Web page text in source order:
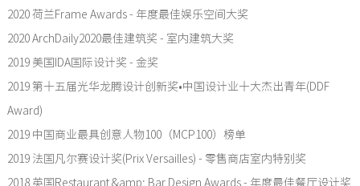
2020 荷兰Frame Awards - 年度最佳娱乐空间大奖
2020 ArchDaily2020最佳建筑奖 - 室内建筑大奖
2019 美国IDA国际设计奖 - 金奖
2019 第十五届光华龙腾设计创新奖•中国设计业十大杰出青年(DDF
Award)
2019 中国商业最具创意人物100（MCP100）榜单
2019 法国凡尔赛设计奖(Prix Versailles) - 零售商店室内特别奖
2018 英国Restaurant &amp; Bar Design Awards - 年度最佳餐厅设计奖